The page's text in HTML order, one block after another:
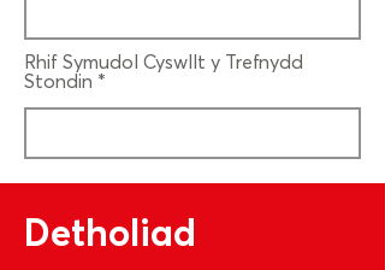
Rhif Symudol Cyswllt y Trefnydd
Stondin
Detholiad